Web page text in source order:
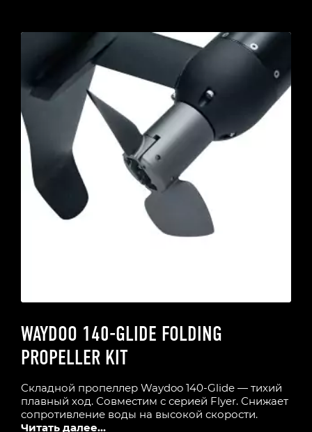
WAYDOO 140-GLIDE FOLDING
PROPELLER KIT
Складной пропеллер Waydoo 140-Glide — тихий
плавный ход. Совместим с серией Flyer. Снижает
сопротивление воды на высокой скорости.
Читать далее...